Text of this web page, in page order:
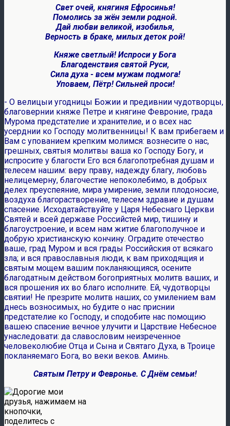
Свет очей, княгиня Ефросинья!
Помолись за жён земли родной.
Дай любви великой, изобилья,
Верность в браке, милых деток рой!
Княже светлый! Испроси у Бога
Благоденствия святой Руси,
Сила духа - всем мужам подмога!
Уповаем, Пётр! Сильней проси!
- О велицыи угодницы Божии и предивнии чудотворцы,
благовернии княже Петре и княгине Февроние, града
Мурома предстателие и хранителие, и о всех нас
усерднии ко Господу молитвенницы! К вам прибегаем и
Вам с упованием крепким молимся: вознесите о нас,
грешных, святыя молитвы ваша ко Господу Богу, и
испросите у благости Его вся благопотребная душам и
телесем нашим: веру праву, надежду благу, любовь
нелицемерну, благочестие непоколебимо, в добрых
делех преуспеяние, мира умирение, земли плодоносие,
воздуха благорастворение, телесем здравие и душам
спасение. Исходатайствуйте у Царя Небеснаго Церкви
Святей и всей державе Российстей мир, тишину и
благоустроение, и всем нам житие благополучное и
добрую христианскую кончину. Оградите отечество
ваше, град Муром и вся грады Российския от всякаго
зла; и вся православныя люди, к вам приходящия и
святым мощем вашим покланяющияся, осените
благодатным действом богоприятных молитв ваших, и
вся прошения их во благо исполните. Ей, чудотворцы
святии! Не презрите молитв наших, со умилением вам
днесь возносимых, но будите о нас приснии
предстателие ко Господу, и сподобите нас помощию
вашею спасение вечное улучити и Царствие Небесное
унаследовати: да славословим неизреченное
человеколюбие Отца и Сына и Святаго Духа, в Троице
покланяемаго Бога, во веки веков. Аминь.
Святым Петру и Февронье. С Днём семьи!